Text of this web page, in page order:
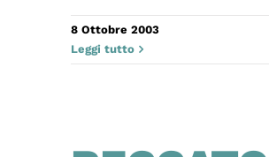
8 Ottobre 2003
Leggi tutto